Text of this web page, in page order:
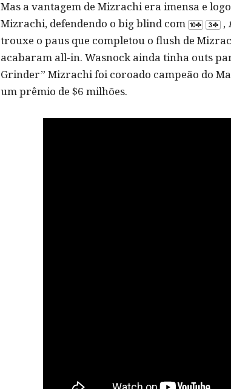
Mas a vantagem de Mizrachi era imensa e
Mizrachi, defendendo o big blind com
,
trouxe o paus que completou o flush de
acabaram all-in. Wasnock ainda tinha outs
Grinder” Mizrachi foi coroado campeão do
um prêmio de $6 milhões.